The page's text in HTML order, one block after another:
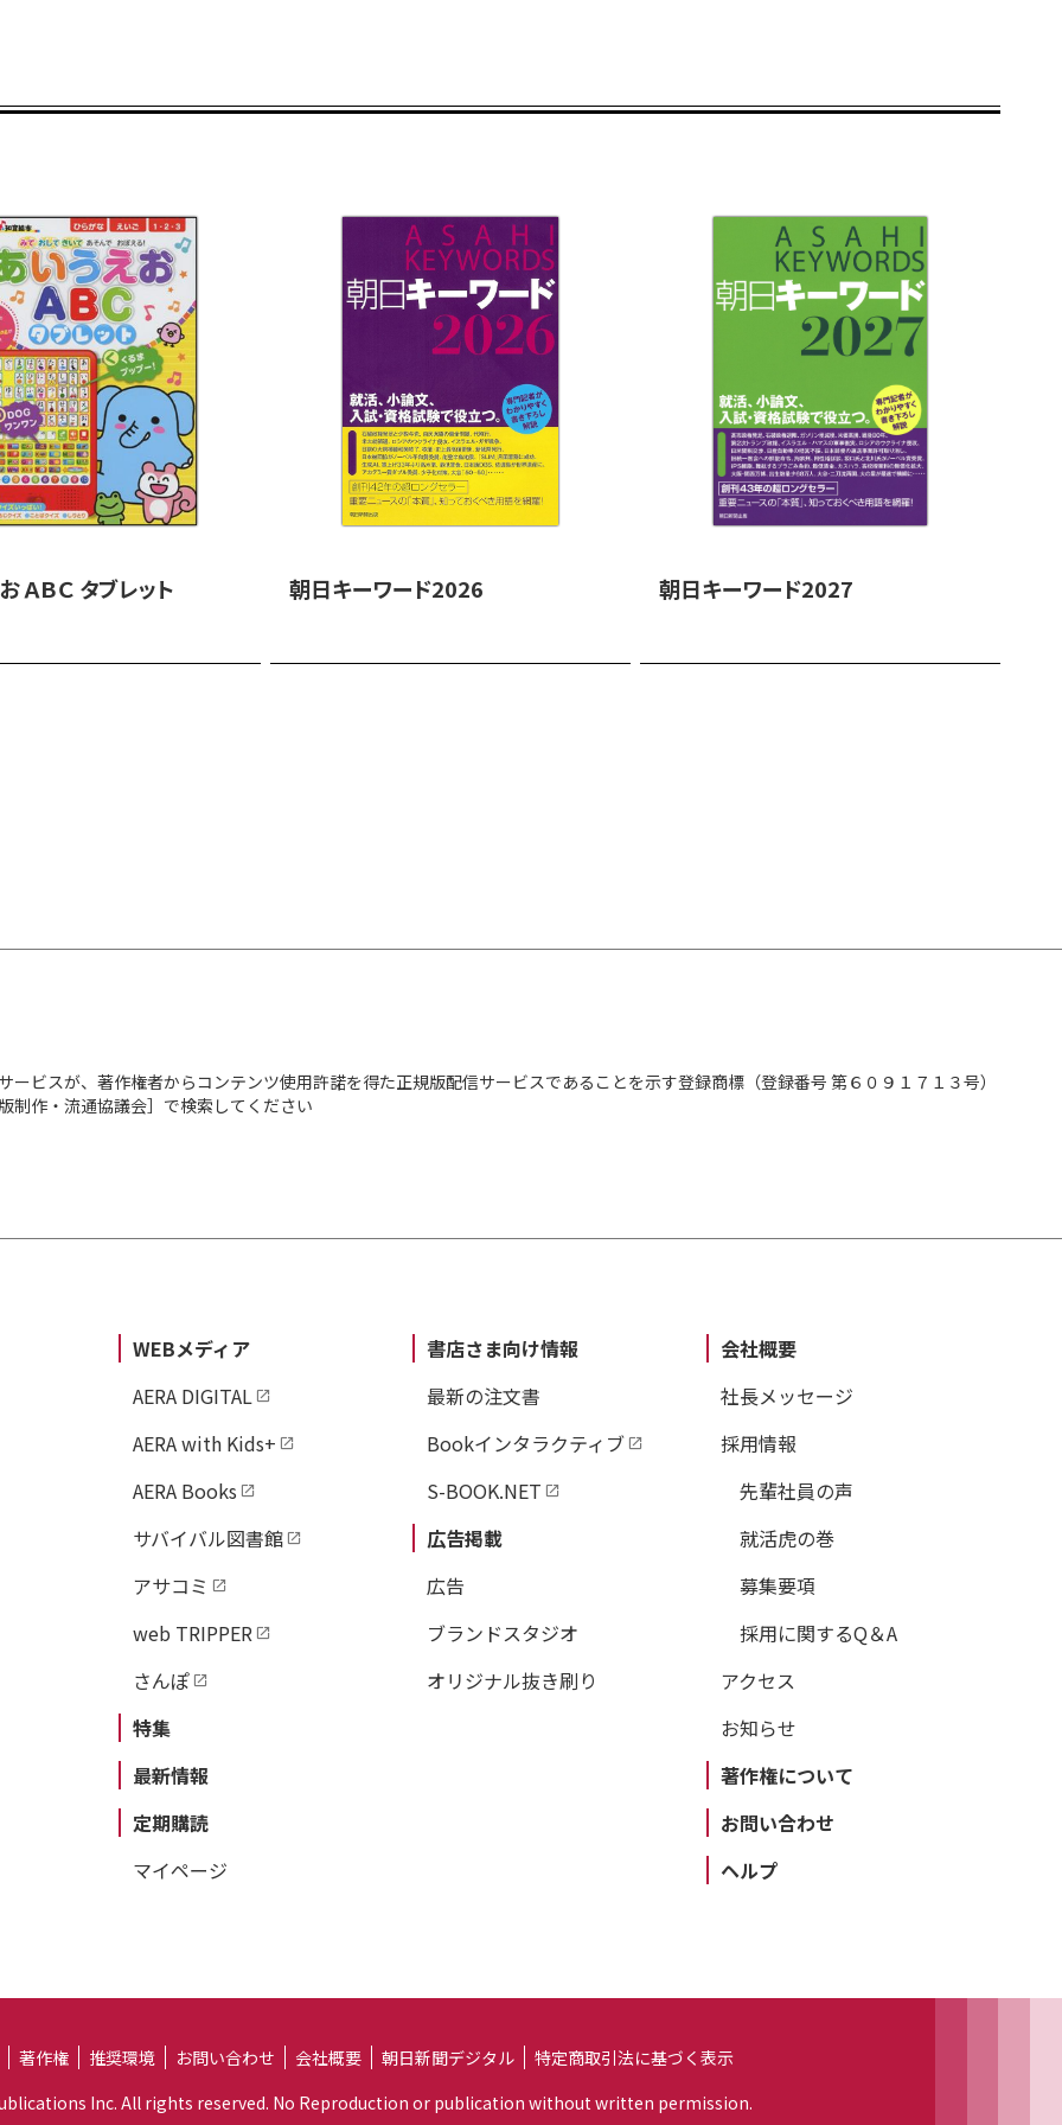
ＡＢＣ タブレット 朝日キーワード2026 朝日キーワード2027
ビスが、著作権者からコンテンツ使用許諾を得た正規版配信サービスであることを示す登録商標（登録番号 第６０９１７１３号）
制作・流通協議会］で検索してください
WEBメディア
AERA DIGITAL
AERA with Kids+
AERA Books
サバイバル図書館
アサコミ
web TRIPPER
さんぽ
特集
最新情報
定期購読
マイページ
書店さま向け情報
最新の注文書
Bookインタラクティブ
S-BOOK.NET
広告掲載
広告
ブランドスタジオ
オリジナル抜き刷り
会社概要
社長メッセージ
採用情報
先輩社員の声
就活虎の巻
募集要項
採用に関するQ＆A
アクセス
お知らせ
著作権について
お問い合わせ
ヘルプ
著作権 推奨環境 お問い合わせ 会社概要 朝日新聞デジタル
特定商取引法に基づく表示
Inc. All rights reserved. No Reproduction or publication without written permission.